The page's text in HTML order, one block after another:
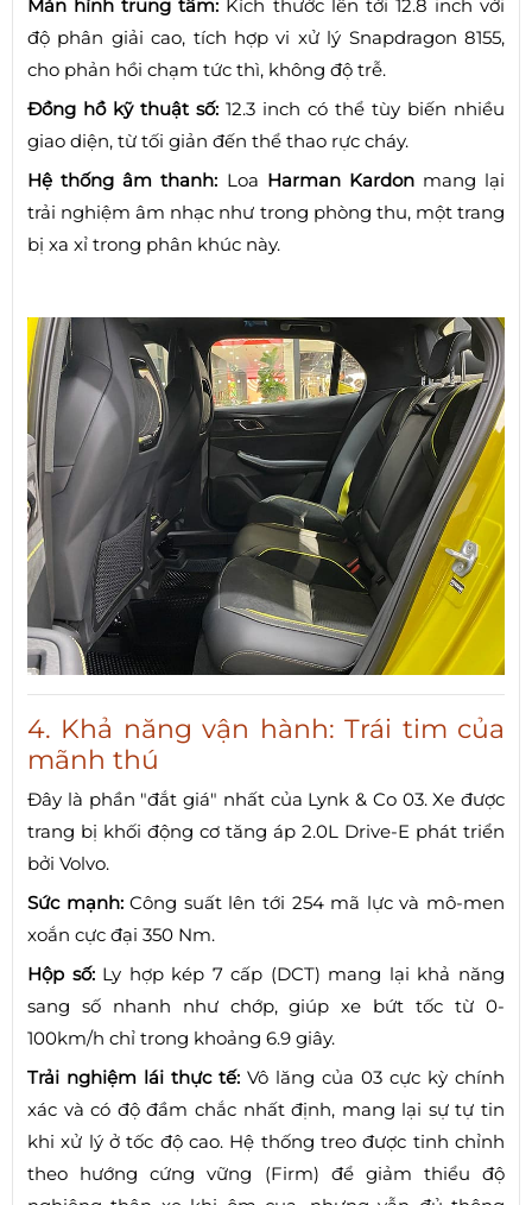
Màn hình trung tâm: Kích thước lên tới 12.8 inch với
độ phân giải cao, tích hợp vi xử lý Snapdragon 8155,
cho phản hồi chạm tức thì, không độ trễ.
Đồng hồ kỹ thuật số: 12.3 inch có thể tùy biến nhiều
giao diện, từ tối giản đến thể thao rực cháy.
Hệ thống âm thanh: Loa Harman Kardonmang lại
trải nghiệm âm nhạc như trong phòng thu, một trang
bị xa xỉ trong phân khúc này.
4. Khả năng vận hành: Trái tim của
mãnh thú
Đây là phần "đắt giá" nhất của Lynk & Co 03. Xe được
trang bị khối động cơ tăng áp 2.0L Drive-E phát triển
bởi Volvo.
Sức mạnh:Công suất lên tới 254 mã lực và mô-men
xoắn cực đại 350 Nm.
Hộp số:Ly hợp kép 7 cấp (DCT) mang lại khả năng
sang số nhanh như chớp, giúp xe bứt tốc từ 0-
100km/h chỉ trong khoảng 6.9 giây.
Trải nghiệm lái thực tế: Vô lăng của 03 cực kỳ chính
xác và có độ đầm chắc nhất định, mang lại sự tự tin
khi xử lý ở tốc độ cao. Hệ thống treo được tinh chỉnh
theo hướng cứng vững (Firm) để giảm thiểu độ